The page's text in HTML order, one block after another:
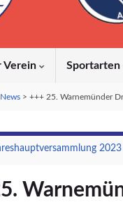
Verein Sportarten
News > +++ 25. Warnemünder
2023